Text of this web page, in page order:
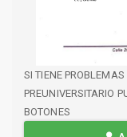
SI TIENE
PREUNIVERSITARIO
BOTONES